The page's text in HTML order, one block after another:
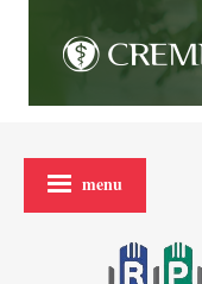
menu